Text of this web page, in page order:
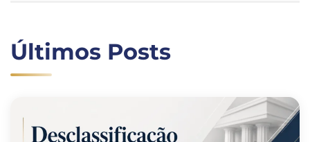
Últimos Posts